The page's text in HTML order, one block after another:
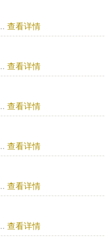
查看详情
查看详情
查看详情
查看详情
查看详情
查看详情